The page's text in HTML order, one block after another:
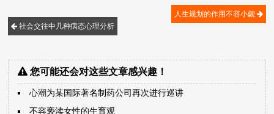
社会交往中几种病态心理分析
人生规划的作用不容小觑
您可能还会对这些文章感兴趣！
心潮为某国际著名制药公司再次进行巡讲
不容亵渎女性的生育观